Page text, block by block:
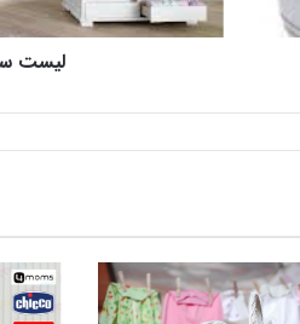
لیست